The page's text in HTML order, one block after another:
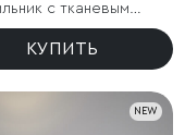
с тканевым
КУПИТЬ
NEW